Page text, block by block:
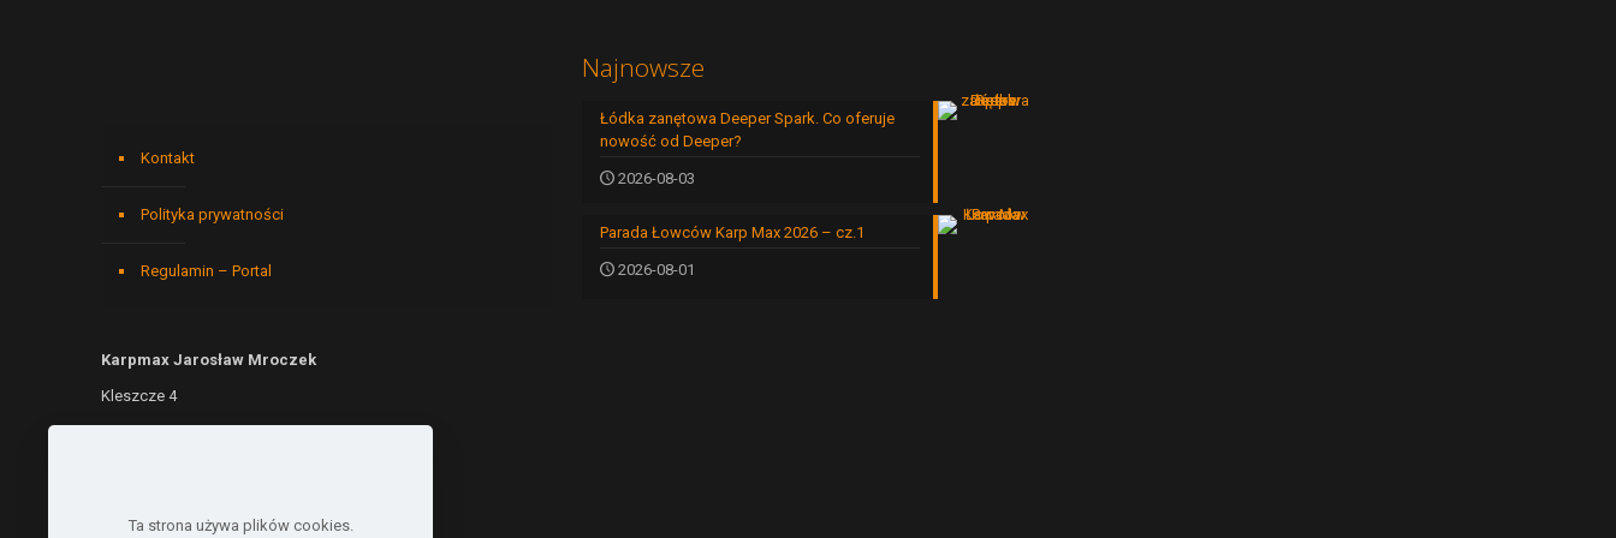
Kontakt
Polityka prywatności
Regulamin – Portal
Karpmax Jarosław Mroczek
Kleszcze 4
Najnowsze
Łódka zanętowa Deeper Spark. Co oferuje
nowość od Deeper?
2026-08-03
Parada Łowców Karp Max 2026 – cz.1
2026-08-01
Ta strona używa plików cookies.